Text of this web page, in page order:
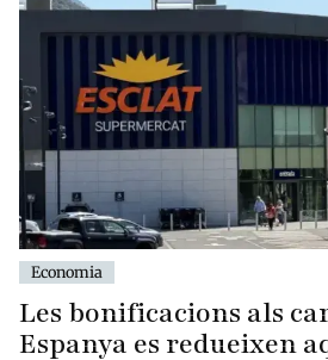
Economia
Les bonificacions als
Espanya es redueixen